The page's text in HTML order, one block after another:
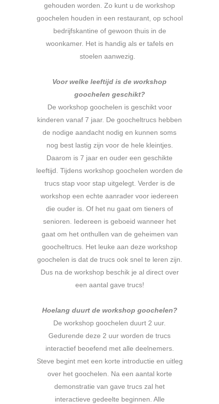
gehouden worden. Zo kunt u de workshop
goochelen houden in een restaurant, op school
bedrijfskantine of gewoon thuis in de
woonkamer. Het is handig als er tafels en
stoelen aanwezig.
Voor welke leeftijd is de workshop
goochelen geschikt?
De workshop goochelen is geschikt voor
kinderen vanaf 7 jaar. De goocheltrucs hebben
de nodige aandacht nodig en kunnen soms
nog best lastig zijn voor de hele kleintjes.
Daarom is 7 jaar en ouder een geschikte
leeftijd. Tijdens workshop goochelen worden de
trucs stap voor stap uitgelegt. Verder is de
workshop een echte aanrader voor iedereen
die ouder is. Of het nu gaat om tieners of
senioren. Iedereen is geboeid wanneer het
gaat om het onthullen van de geheimen van
goocheltrucs. Het leuke aan deze workshop
goochelen is dat de trucs ook snel te leren zijn.
Dus na de workshop beschik je al direct over
een aantal gave trucs!
Hoelang duurt de workshop goochelen?
De workshop goochelen duurt 2 uur.
Gedurende deze 2 uur worden de trucs
interactief beoefend met alle deelnemers.
Steve begint met een korte introductie en uitleg
over het goochelen. Na een aantal korte
demonstratie van gave trucs zal het
interactieve gedeelte beginnen. Alle